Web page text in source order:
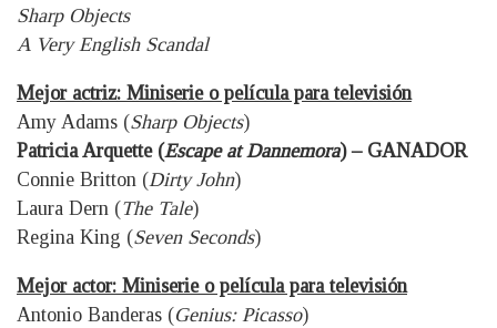
Sharp Objects
A Very English Scandal
Mejor actriz: Miniserie o película para televisión
Amy Adams (Sharp Objects)
Patricia Arquette (Escape at Dannemora) – GANADOR
Connie Britton (Dirty John)
Laura Dern (The Tale)
Regina King (Seven Seconds)
Mejor actor: Miniserie o película para televisión
Antonio Banderas (Genius: Picasso)